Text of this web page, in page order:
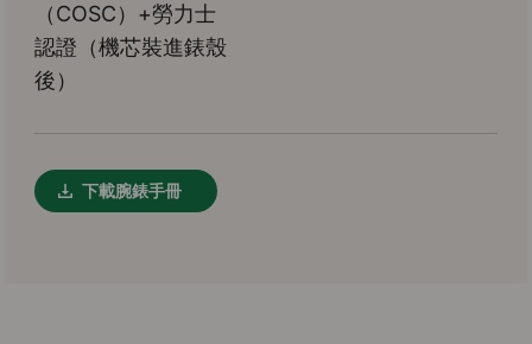
（COSC）+勞力士
認證（機芯裝進錶殼
後）
下載腕錶手冊